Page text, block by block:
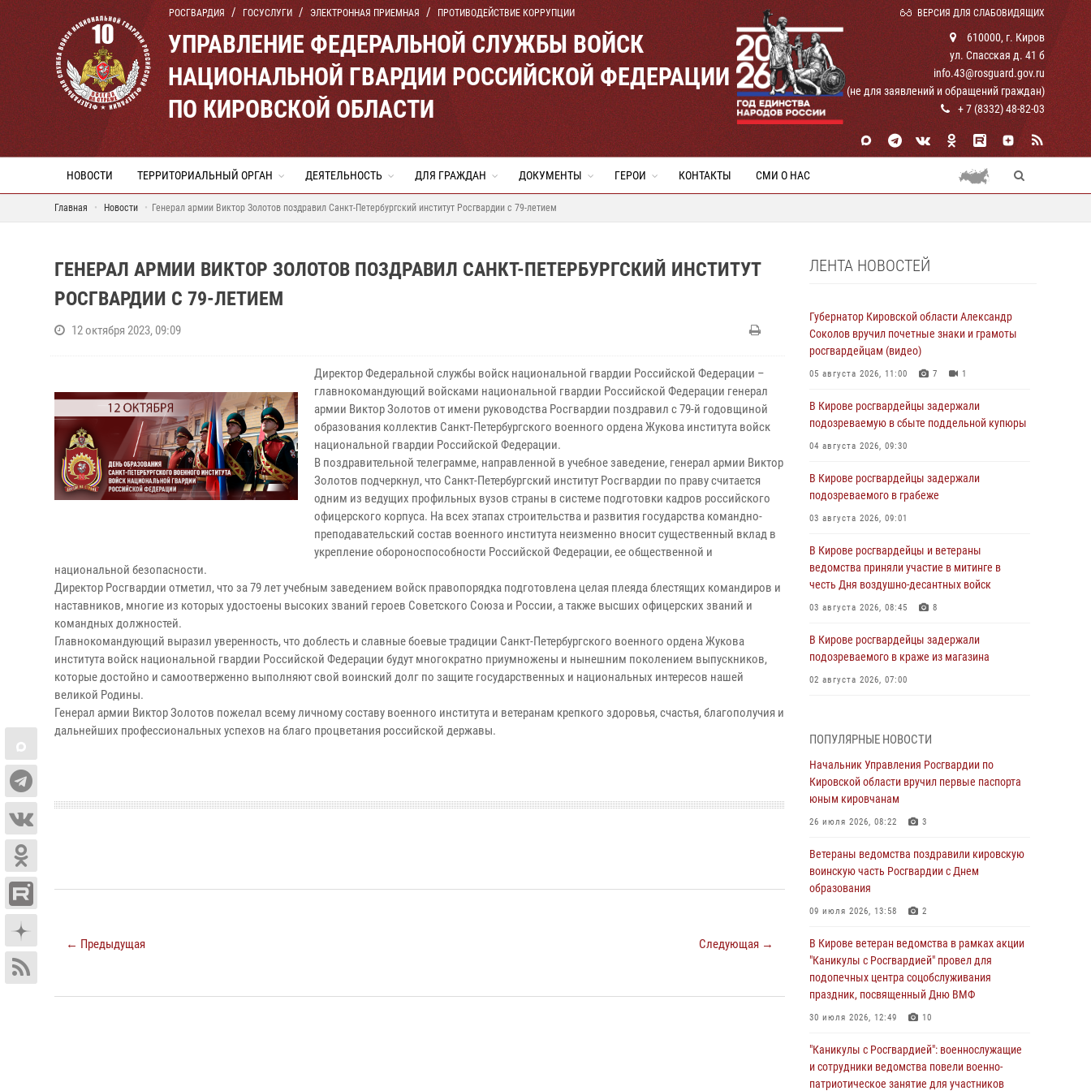
РОСГВАРДИЯ ГОСУСЛУГИ ЭЛЕКТРОННАЯ ПРИЕМНАЯ ПРОТИВОДЕЙСТВИЕ КОРРУПЦИИ ВЕРСИЯ ДЛЯ СЛАБОВИДЯЩИХ
УПРАВЛЕНИЕ ФЕДЕРАЛЬНОЙ СЛУЖБЫ ВОЙСК
НАЦИОНАЛЬНОЙ ГВАРДИИ РОССИЙСКОЙ ФЕДЕРАЦИИ
ПО КИРОВСКОЙ ОБЛАСТИ
610000, г. Киров
ул. Спасская д. 41 б
info.43@rosguard.gov.ru
(не для заявлений и обращений граждан)
+ 7 (8332) 48-82-03
НОВОСТИ ТЕРРИТОРИАЛЬНЫЙ ОРГАН ДЕЯТЕЛЬНОСТЬ ДЛЯ ГРАЖДАН ДОКУМЕНТЫ ГЕРОИ КОНТАКТЫ СМИ О НАС
Главная Новости Генерал армии Виктор Золотов поздравил Санкт-Петербургский институт Росгвардии с 79-летием
ГЕНЕРАЛ АРМИИ ВИКТОР ЗОЛОТОВ ПОЗДРАВИЛ САНКТ-ПЕТЕРБУРГСКИЙ ИНСТИТУТ
РОСГВАРДИИ С 79-ЛЕТИЕМ
12 октября 2023, 09:09
Директор Федеральной службы войск национальной гвардии Российской Федерации –
главнокомандующий войсками национальной гвардии Российской Федерации генерал
армии Виктор Золотов от имени руководства Росгвардии поздравил с 79-й годовщиной
образования коллектив Санкт-Петербургского военного ордена Жукова института войск
национальной гвардии Российской Федерации.
В поздравительной телеграмме, направленной в учебное заведение, генерал армии Виктор
Золотов подчеркнул, что Санкт-Петербургский институт Росгвардии по праву считается
одним из ведущих профильных вузов страны в системе подготовки кадров российского
офицерского корпуса. На всех этапах строительства и развития государства командно-
преподавательский состав военного института неизменно вносит существенный вклад в
укрепление обороноспособности Российской Федерации, ее общественной и
национальной безопасности.
Директор Росгвардии отметил, что за 79 лет учебным заведением войск правопорядка подготовлена целая плеяда блестящих командиров и
наставников, многие из которых удостоены высоких званий героев Советского Союза и России, а также высших офицерских званий и
командных должностей.
Главнокомандующий выразил уверенность, что доблесть и славные боевые традиции Санкт-Петербургского военного ордена Жукова
института войск национальной гвардии Российской Федерации будут многократно приумножены и нынешним поколением выпускников,
которые достойно и самоотверженно выполняют свой воинский долг по защите государственных и национальных интересов нашей
великой Родины.
Генерал армии Виктор Золотов пожелал всему личному составу военного института и ветеранам крепкого здоровья, счастья, благополучия и
дальнейших профессиональных успехов на благо процветания российской державы.
← Предыдущая Следующая →
ЛЕНТА НОВОСТЕЙ
Губернатор Кировской области Александр
Соколов вручил почетные знаки и грамоты
росгвардейцам (видео)
05 августа 2026, 11:00 7 1
В Кирове росгвардейцы задержали
подозреваемую в сбыте поддельной купюры
04 августа 2026, 09:30
В Кирове росгвардейцы задержали
подозреваемого в грабеже
03 августа 2026, 09:01
В Кирове росгвардейцы и ветераны
ведомства приняли участие в митинге в
честь Дня воздушно-десантных войск
03 августа 2026, 08:45 8
В Кирове росгвардейцы задержали
подозреваемого в краже из магазина
02 августа 2026, 07:00
Федерации
01 августа 2026, 09:39
В Росгвардии вспоминают российских
воинов, погибших в Первой мировой войне
01 августа 2026, 09:38
В Кирове офицер Росгвардии стал
победителем открытого шахматного турнира
Директор Росгвардии Герой России генерал
армии Виктор Золотов поздравил
специалистов подразделений тыла с
профессиональным праздником
В Кирове росгвардейцы задержали в кафе и
сауне подозреваемых в хулиганстве
ПОПУЛЯРНЫЕ НОВОСТИ
Начальник Управления Росгвардии по
Кировской области вручил первые паспорта
юным кировчанам
26 июля 2026, 08:22 3
Ветераны ведомства поздравили кировскую
воинскую часть Росгвардии с Днем
образования
09 июля 2026, 13:58 2
В Кирове ветеран ведомства в рамках акции
"Каникулы с Росгвардией" провел для
подопечных центра соцобслуживания
праздник, посвященный Дню ВМФ
30 июля 2026, 12:49 10
"Каникулы с Росгвардией": военнослужащие
и сотрудники ведомства повели военно-
патриотическое занятие для участников